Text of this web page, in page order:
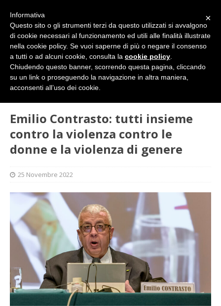
SINDACATO
Emilio Contrasto: tutti insieme contro
la violenza contro le donne e la violenza di genere
Emilio Contrasto: tutti insieme
contro la violenza contro le
donne e la violenza di genere
25 Novembre 2022
×
Informativa
Questo sito o gli strumenti terzi da questo utilizzati si avvalgono
di cookie necessari al funzionamento ed utili alle finalità illustrate
nella cookie policy. Se vuoi saperne di più o negare il consenso
a tutti o ad alcuni cookie, consulta la cookie policy
Chiudendo questo banner, scorrendo questa pagina, cliccando
su un link o proseguendo la navigazione in altra maniera,
acconsenti all’uso dei cookie.